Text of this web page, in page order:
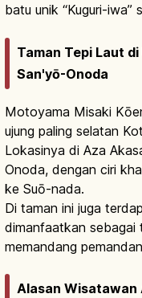
batu unik “Kuguri-iwa”
Taman Tepi Laut
San'yō-Onoda
Motoyama Misaki
ujung paling selatan
Lokasinya di Aza
Onoda, dengan ciri
ke Suō-nada.
Di taman ini juga
dimanfaatkan sebagai
memandang
Alasan Wisatawan